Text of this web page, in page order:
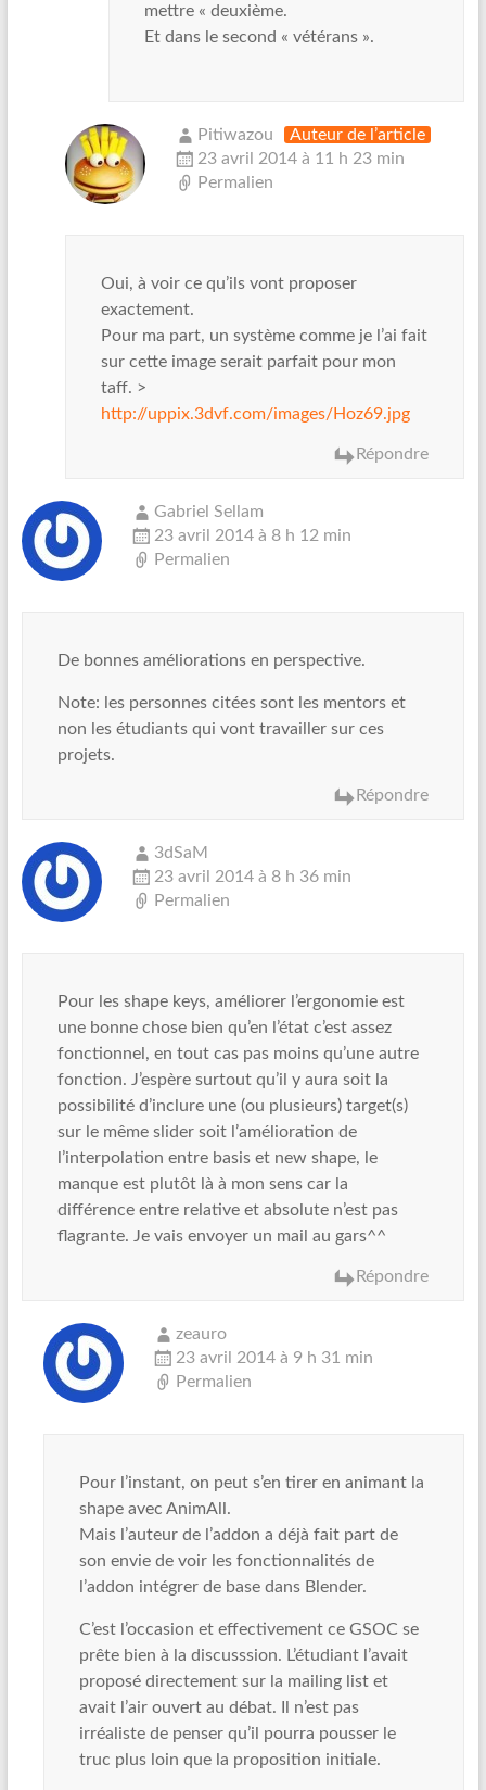
mettre « deuxième.
Et dans le second « vétérans ».
Pitiwazou
Auteur de l’article
23 avril 2014 à 11 h 23 min
Permalien
Oui, à voir ce qu’ils vont proposer
exactement.
Pour ma part, un système comme je l’ai fait
sur cette image serait parfait pour mon
taff. >
http://uppix.3dvf.com/images/Hoz69.jpg
Répondre
Gabriel Sellam
23 avril 2014 à 8 h 12 min
Permalien
De bonnes améliorations en perspective.
Note: les personnes citées sont les mentors et
non les étudiants qui vont travailler sur ces
projets.
Répondre
3dSaM
23 avril 2014 à 8 h 36 min
Permalien
Pour les shape keys, améliorer l’ergonomie est
une bonne chose bien qu’en l’état c’est assez
fonctionnel, en tout cas pas moins qu’une autre
fonction. J’espère surtout qu’il y aura soit la
possibilité d’inclure une (ou plusieurs) target(s)
sur le même slider soit l’amélioration de
l’interpolation entre basis et new shape, le
manque est plutôt là à mon sens car la
différence entre relative et absolute n’est pas
flagrante. Je vais envoyer un mail au gars^^
Répondre
zeauro
23 avril 2014 à 9 h 31 min
Permalien
Pour l’instant, on peut s’en tirer en animant la
shape avec AnimAll.
Mais l’auteur de l’addon a déjà fait part de
son envie de voir les fonctionnalités de
l’addon intégrer de base dans Blender.
C’est l’occasion et effectivement ce GSOC se
prête bien à la discusssion. L’étudiant l’avait
proposé directement sur la mailing list et
avait l’air ouvert au débat. Il n’est pas
irréaliste de penser qu’il pourra pousser le
truc plus loin que la proposition initiale.